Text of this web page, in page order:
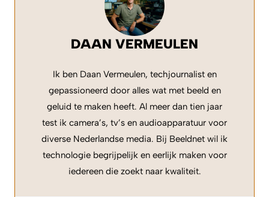
DAAN VERMEULEN
Ik ben Daan Vermeulen, techjournalist en
gepassioneerd door alles wat met beeld en
geluid te maken heeft. Al meer dan tien jaar
test ik camera’s, tv’s en audioapparatuur voor
diverse Nederlandse media. Bij Beeldnet wil ik
technologie begrijpelijk en eerlijk maken voor
iedereen die zoekt naar kwaliteit.